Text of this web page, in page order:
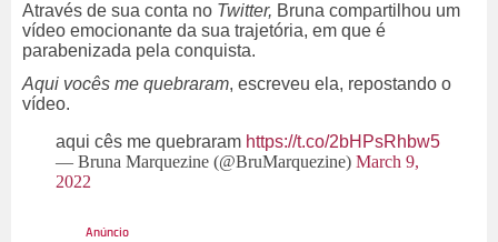
Através de sua conta no Twitter, Bruna compartilhou um
vídeo emocionante da sua trajetória, em que é
parabenizada pela conquista.
Aqui vocês me quebraram, escreveu ela, repostando o
vídeo.
aqui cês me quebraram https://t.co/2bHPsRhbw5
— Bruna Marquezine (@BruMarquezine) March 9,
2022